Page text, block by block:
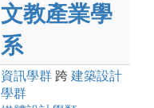
文教產業學
系
資訊學群 跨 建築設計
學群